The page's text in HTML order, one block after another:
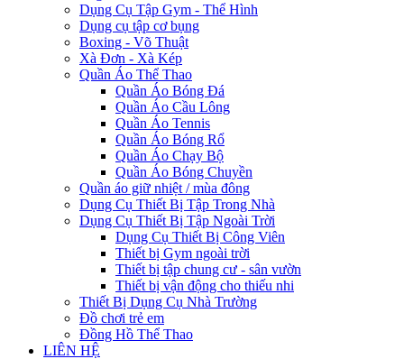
Dụng Cụ Tập Gym - Thể Hình
Dụng cụ tập cơ bụng
Boxing - Võ Thuật
Xà Đơn - Xà Kép
Quần Áo Thể Thao
Quần Áo Bóng Đá
Quần Áo Cầu Lông
Quần Áo Tennis
Quần Áo Bóng Rổ
Quần Áo Chạy Bộ
Quần Áo Bóng Chuyền
Quần áo giữ nhiệt / mùa đông
Dụng Cụ Thiết Bị Tập Trong Nhà
Dụng Cụ Thiết Bị Tập Ngoài Trời
Dụng Cụ Thiết Bị Công Viên
Thiết bị Gym ngoài trời
Thiết bị tập chung cư - sân vườn
Thiết bị vận động cho thiếu nhi
Thiết Bị Dụng Cụ Nhà Trường
Đồ chơi trẻ em
Đồng Hồ Thể Thao
LIÊN HỆ